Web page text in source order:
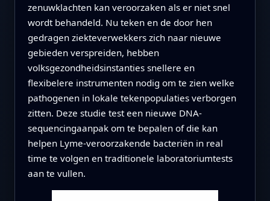
zenuwklachten kan veroorzaken als er niet snel
wordt behandeld. Nu teken en de door hen
gedragen ziekteverwekkers zich naar nieuwe
gebieden verspreiden, hebben
volksgezondheidsinstanties snellere en
flexibelere instrumenten nodig om te zien welke
pathogenen in lokale tekenpopulaties verborgen
zitten. Deze studie test een nieuwe DNA-
sequencingaanpak om te bepalen of die kan
helpen Lyme-veroorzakende bacteriën in real
time te volgen en traditionele laboratoriumtests
aan te vullen.